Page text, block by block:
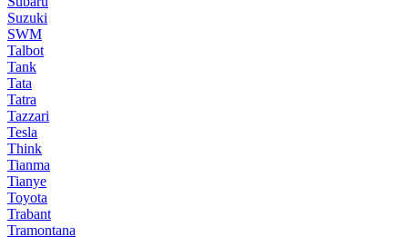
Suzuki
SWM
Talbot
Tank
Tata
Tatra
Tazzari
Tesla
Think
Tianma
Tianye
Toyota
Trabant
Tramontana